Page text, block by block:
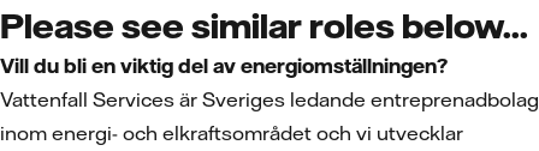
Please see similar roles below...
Vill du bli en viktig del av energiomställningen?
Vattenfall Services är Sveriges ledande entreprenadbolag
inom energi- och elkraftsområdet och vi utvecklar